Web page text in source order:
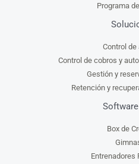
Programa
Control
Control de cobros y
Gestión y
Retención y
Box de
Entrenadores